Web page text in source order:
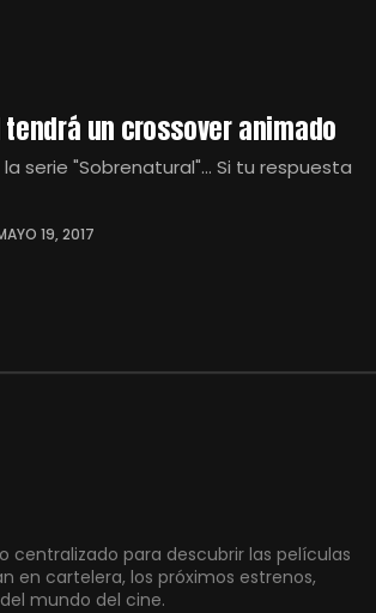
un crossover animado
serie "Sobrenatural"… Si tu respuesta
19, 2017
centralizado para descubrir las películas
en cartelera, los próximos estrenos,
mundo del cine.